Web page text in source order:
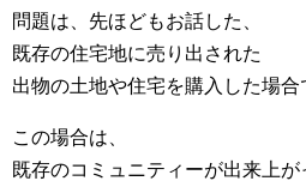
問題は、先ほどもお話した、
既存の住宅地に売り出された
出物の土地や住宅を購入した場合
この場合は、
既存のコミュニティーが出来上が